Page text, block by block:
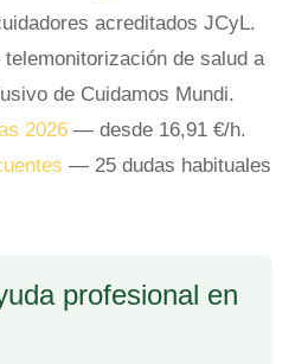
acreditados JCyL.
de salud a
de Cuidamos Mundi.
2026 — desde 16,91 €/h.
— 25 dudas habituales
profesional en